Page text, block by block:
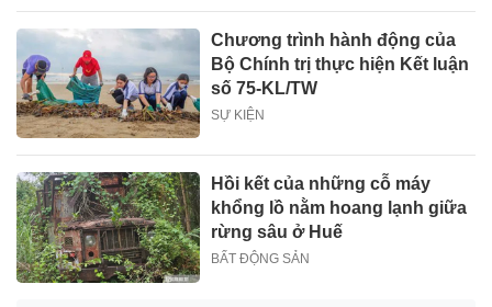
Chương trình hành động của
Bộ Chính trị thực hiện Kết luận
số 75-KL/TW
SỰ KIỆN
Hồi kết của những cỗ máy
khổng lồ nằm hoang lạnh giữa
rừng sâu ở Huế
BẤT ĐỘNG SẢN